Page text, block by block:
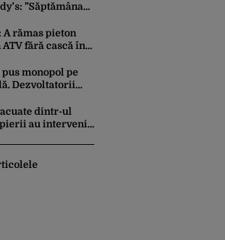
”Săptămâna
rămas pieton
fără cască în
monopol pe
Dezvoltatorii
dintr-ul
au intervenit